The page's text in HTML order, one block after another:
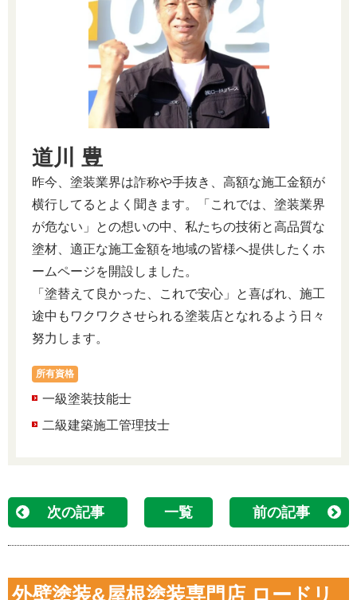
道川 豊
昨今、塗装業界は詐称や手抜き、高額な施工金額が
横行してるとよく聞きます。「これでは、塗装業界
が危ない」との想いの中、私たちの技術と高品質な
塗材、適正な施工金額を地域の皆様へ提供したくホ
ームページを開設しました。
「塗替えて良かった、これで安心」と喜ばれ、施工
途中もワクワクさせられる塗装店となれるよう日々
努力します。
所有資格
一級塗装技能士
二級建築施工管理技士
次の記事 一覧 前の記事
外壁塗装&屋根塗装専門店 ロードリ